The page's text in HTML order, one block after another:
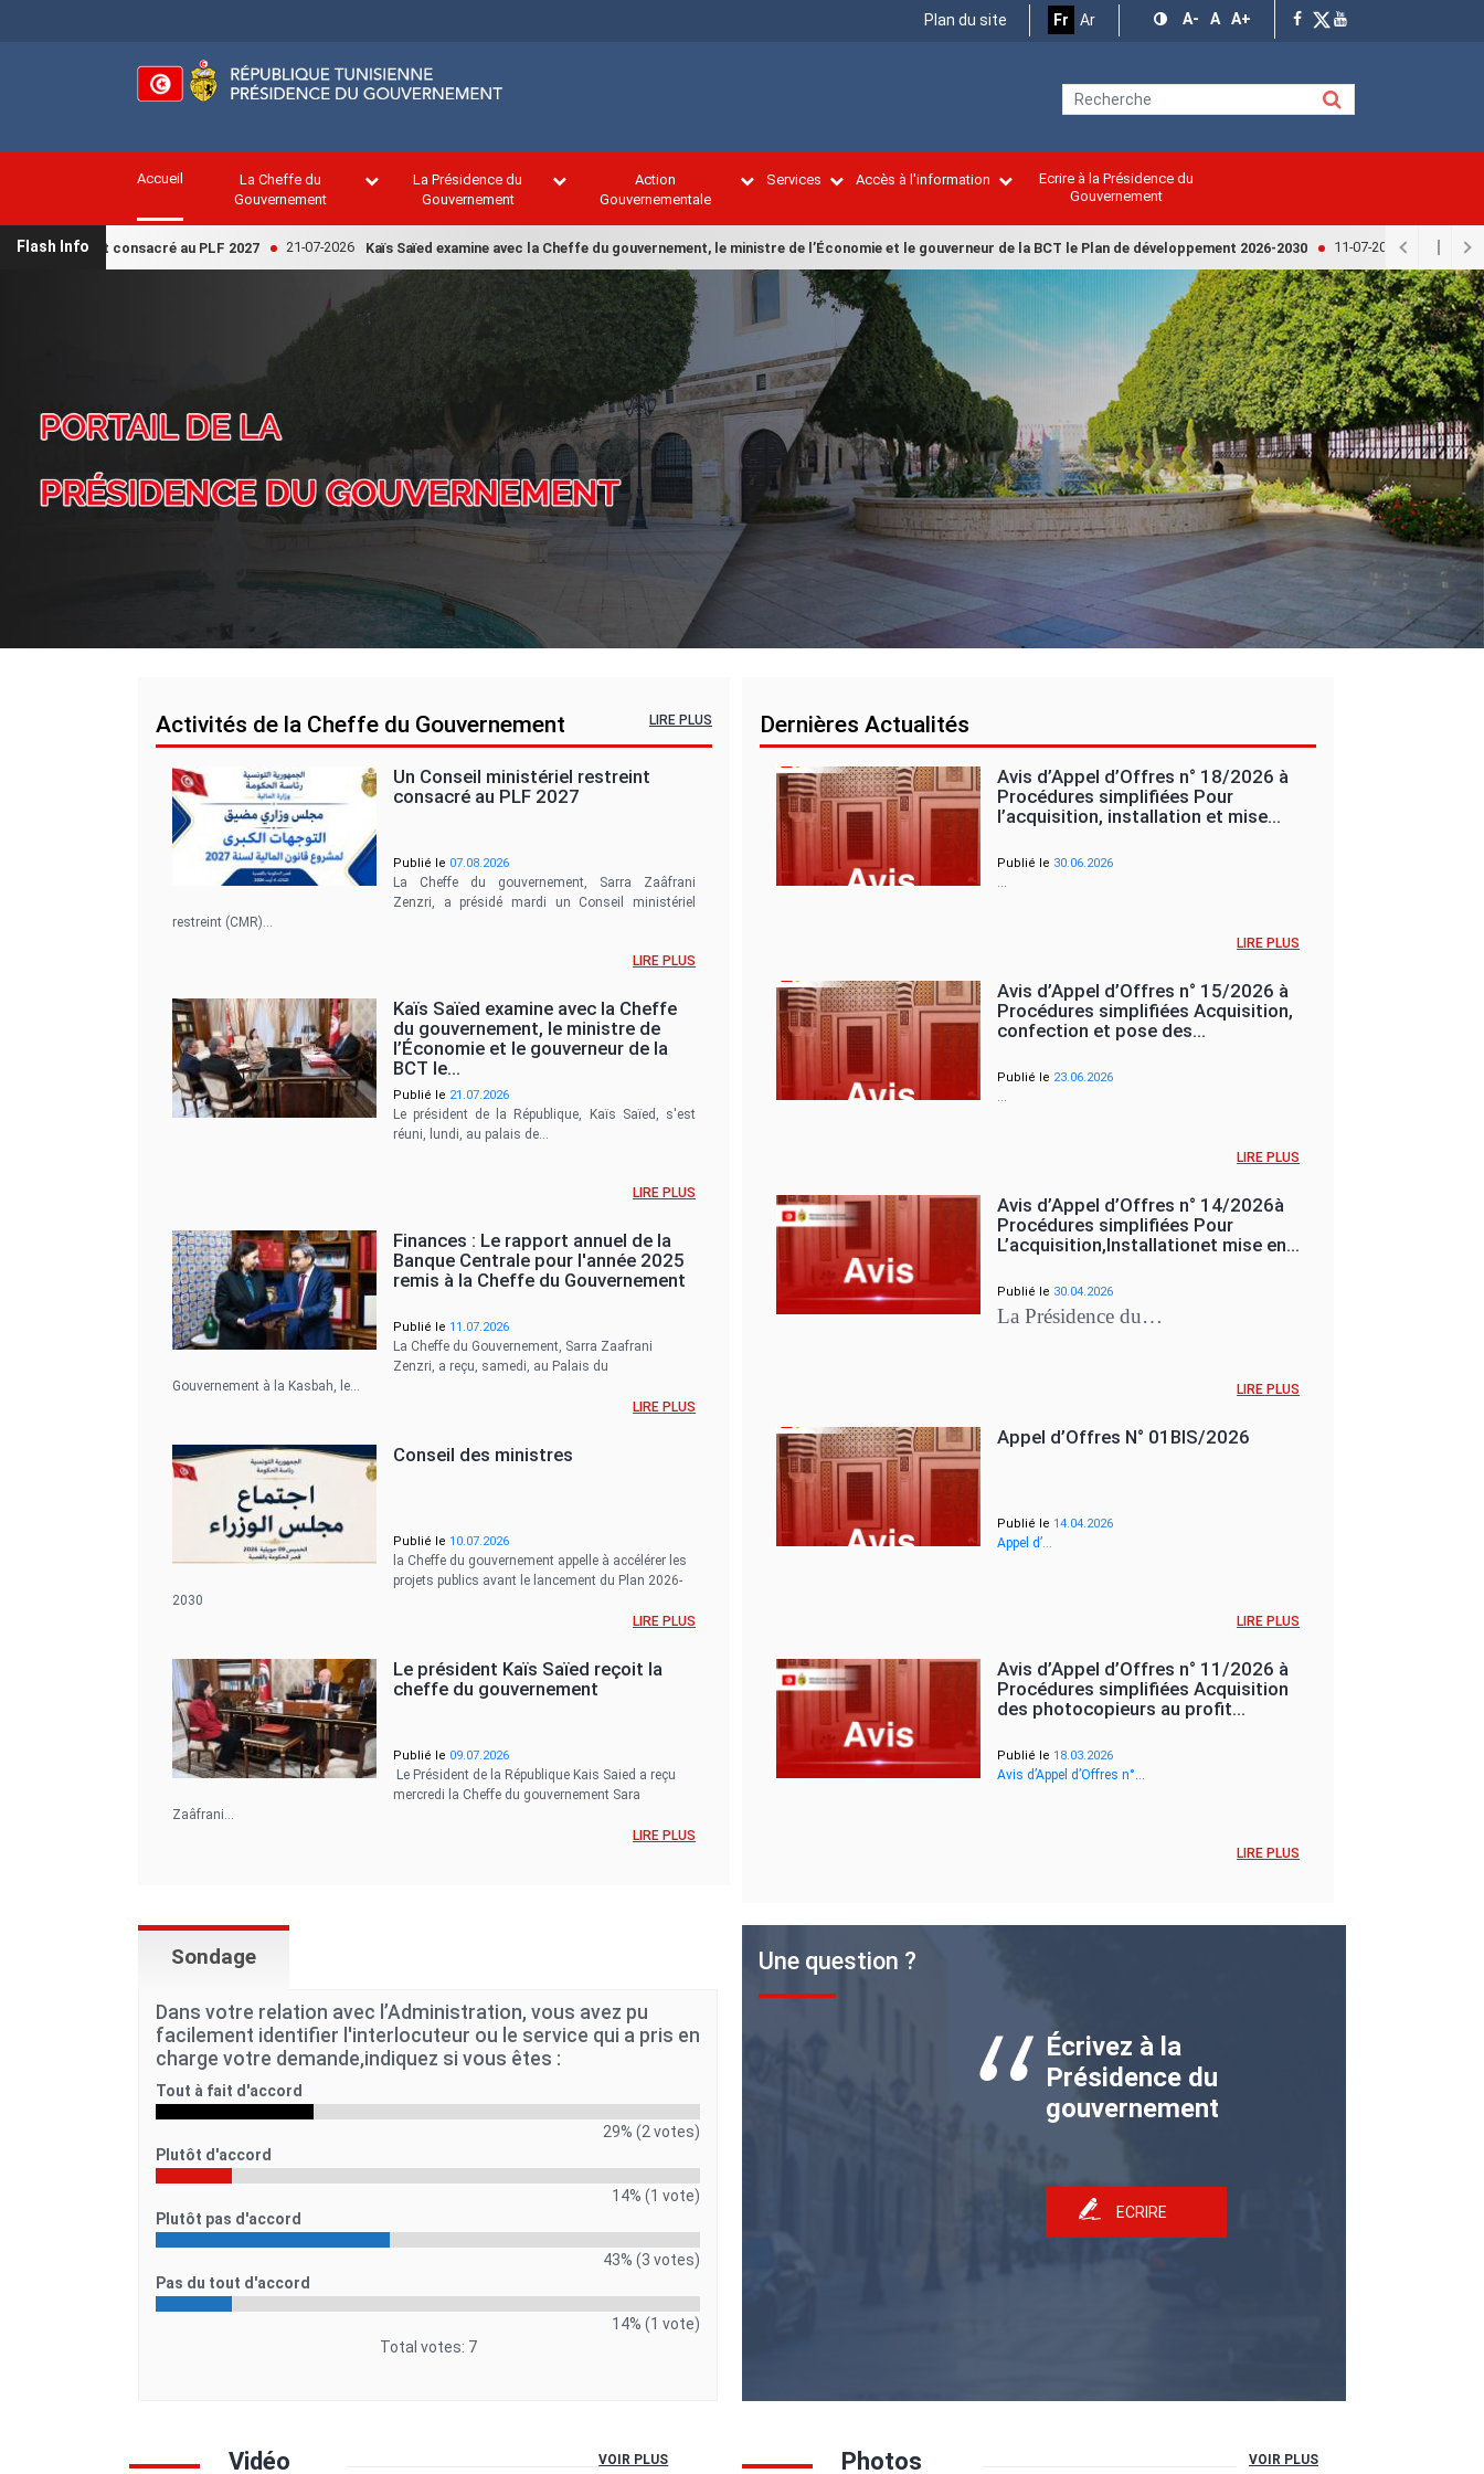
A- A A+
Fr Ar
Menu
Plan du site
Accueil
La Cheffe du
Gouvernement
La Présidence du
Gouvernement
Action
Gouvernementale
Services Accès à l'information
Ecrire à la Présidence du
Gouvernement
Flash Info
consacré au PLF 2027 21-07-2026 Kaïs Saïed examine avec la Cheffe du gouvernement, le ministre de l’Économie et le gouverneur de la BCT le Plan de développement 2026-2030 11-07-2026 Finances : Le
Activités de la Cheffe du Gouvernement
Un Conseil ministériel restreint
consacré au PLF 2027
Publié le 07.08.2026
La Cheffe du gouvernement, Sarra Zaâfrani
Zenzri, a présidé mardi un Conseil ministériel
restreint (CMR)…
LIRE PLUS
Kaïs Saïed examine avec la Cheffe
du gouvernement, le ministre de
l’Économie et le gouverneur de la
BCT le…
Publié le 21.07.2026
Le président de la République, Kaïs Saïed, s'est
réuni, lundi, au palais de…
LIRE PLUS
Finances : Le rapport annuel de la
Banque Centrale pour l'année 2025
remis à la Cheffe du Gouvernement
Publié le 11.07.2026
La Cheffe du Gouvernement, Sarra Zaafrani
Zenzri, a reçu, samedi, au Palais du
Gouvernement à la Kasbah, le…
LIRE PLUS
Conseil des ministres
Publié le 10.07.2026
la Cheffe du gouvernement appelle à accélérer les
projets publics avant le lancement du Plan 2026-
2030
LIRE PLUS
Le président Kaïs Saïed reçoit la
cheffe du gouvernement
Publié le 09.07.2026
Le Président de la République Kais Saied a reçu
mercredi la Cheffe du gouvernement Sara
Zaâfrani…
LIRE PLUS
LIRE PLUS Dernières Actualités
Avis d’Appel d’Offres n° 18/2026 à
Procédures simplifiées Pour
l’acquisition, installation et mise…
Publié le 30.06.2026
…
LIRE PLUS
Avis d’Appel d’Offres n° 15/2026 à
Procédures simplifiées Acquisition,
confection et pose des…
Publié le 23.06.2026
…
LIRE PLUS
Avis d’Appel d’Offres n° 14/2026à
Procédures simplifiées Pour
L’acquisition,Installationet mise en…
Publié le 30.04.2026
La Présidence du…
LIRE PLUS
Appel d’Offres N° 01BIS/2026
Publié le 14.04.2026
Appel d’…
LIRE PLUS
Avis d’Appel d’Offres n° 11/2026 à
Procédures simplifiées Acquisition
des photocopieurs au profit…
Publié le 18.03.2026
Avis d’Appel d’Offres n°…
LIRE PLUS
Sondage
Dans votre relation avec l’Administration, vous avez pu
facilement identifier l'interlocuteur ou le service qui a pris en
charge votre demande,indiquez si vous êtes :
Tout à fait d'accord
29% (2 votes)
Plutôt d'accord
14% (1 vote)
Plutôt pas d'accord
43% (3 votes)
Pas du tout d'accord
14% (1 vote)
Total votes: 7
Une question ?
Écrivez à la
Présidence du
gouvernement
ECRIRE
Vidéo VOIR PLUS Photos VOIR PLUS